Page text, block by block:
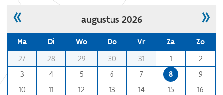
« augustus 2026 »
o
n
Ma Di Wo Do Vr Za
Zo
27
28 29 30 31 1
2
3
4 5 6 7 8
9
10
11 12 13 14 15
16